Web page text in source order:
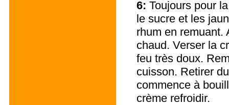
6: Toujours pour
le sucre et les
rhum en remuant.
chaud. Verser la
feu très doux.
cuisson. Retirer
commence à
crème refroidir.